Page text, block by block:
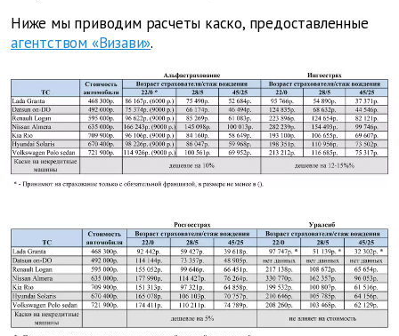
Ниже мы приводим расчеты каско, предоставленные
агентством «Визави».